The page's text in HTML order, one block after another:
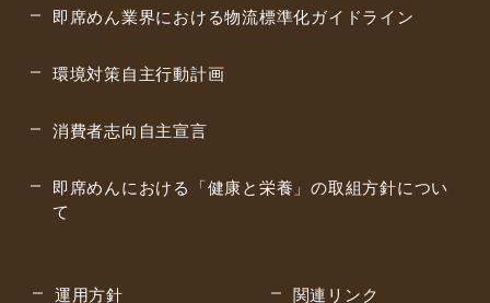
即席めん業界における物流標準化ガイドライン
環境対策自主行動計画
消費者志向自主宣言
即席めんにおける「健康と栄養」の取組方針につい
て
運用方針 関連リンク